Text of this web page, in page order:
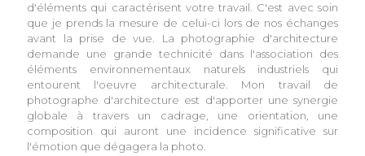
d'éléments qui caractérisent votre travail. C'est avec soin
que je prends la mesure de celui-ci lors de nos échanges
avant la prise de vue. La photographie d'architecture
demande une grande technicité dans l'association des
éléments environnementaux naturels industriels qui
entourent l'oeuvre architecturale. Mon travail de
photographe d'architecture est d'apporter une synergie
globale à travers un cadrage, une orientation, une
composition qui auront une incidence significative sur
l'émotion que dégagera la photo.